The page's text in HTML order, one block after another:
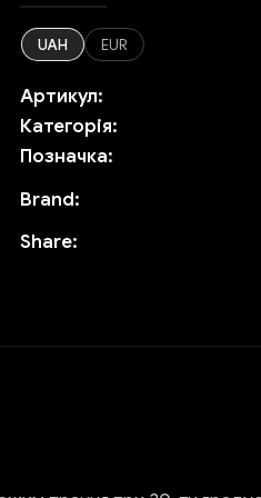
UAH EUR
Артикул:
Категорія:
Позначка:
Brand:
Share: